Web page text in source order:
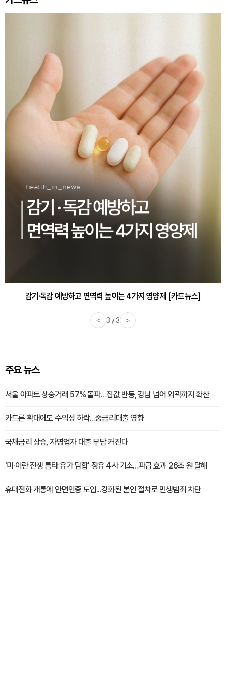
감기·독감 예방하고 면역력 높이는 4가지 영양제 [카드뉴스]
< 3 / 3 >
주요 뉴스
서울 아파트 상승거래 57% 돌파…집값 반등, 강남 넘어 외곽까지 확산
카드론 확대에도 수익성 하락…중금리대출 영향
국채금리 상승, 자영업자 대출 부담 커진다
'미·이란 전쟁 틈타 유가 담합' 정유 4사 기소…파급 효과 26조 원 달해
휴대전화 개통에 안면인증 도입...강화된 본인 절차로 민생범죄 차단